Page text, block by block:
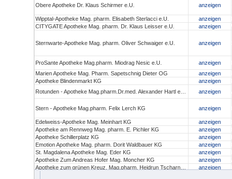
Obere Apotheke Dr. Klaus Schirmer e.U. anzeigen
Wipptal-Apotheke Mag. pharm. Elisabeth Sterlacci e.U.
anzeigen
CITYGATE Apotheke Mag. pharm. Dr. Klaus Leisser e.U.
anzeigen
Sternwarte-Apotheke Mag. pharm. Oliver Schwaiger e.U. anzeigen
ProSante Apotheke Mag.pharm. Miodrag Nesic e.U.
anzeigen
Marien Apotheke Mag. Pharm. Sapetschnig Dieter OG
anzeigen
Apotheke Blindenmarkt KG
anzeigen
anzeigen
Stern - Apotheke Mag.pharm. Felix Lerch KG anzeigen
Edelweiss-Apotheke Mag. Meinhart KG
anzeigen
Apotheke am Rennweg Mag. pharm. E. Pichler KG
anzeigen
Apotheke Schillerplatz KG
anzeigen
Emotion Apotheke Mag. pharm. Dorit Waldbauer KG
anzeigen
St. Magdalena Apotheke Mag. Eder KG
anzeigen
Apotheke Zum Andreas Hofer Mag. Moncher KG
anzeigen
anzeigen